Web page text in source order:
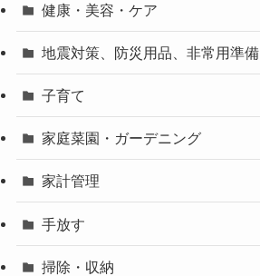
健康・美容・ケア
地震対策、防災用品、非常用準備
子育て
家庭菜園・ガーデニング
家計管理
手放す
掃除・収納